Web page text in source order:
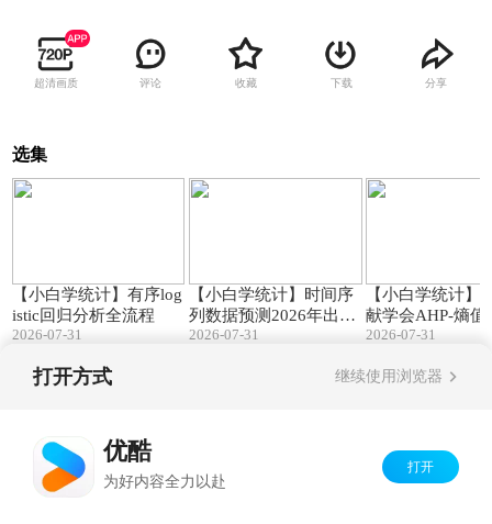
超清画质 评论 收藏 下载 分享
选集
【小白学统计】有序log
istic回归分析全流程
2026-07-31
【小白学统计】时间序
列数据预测2026年出生
人口为710万到723万
2026-07-31
【小白学统计】
献学会AHP-熵值
指标体系构建
2026-07-31
打开方式 继续使用浏览器
优酷
为好内容全力以赴
打开